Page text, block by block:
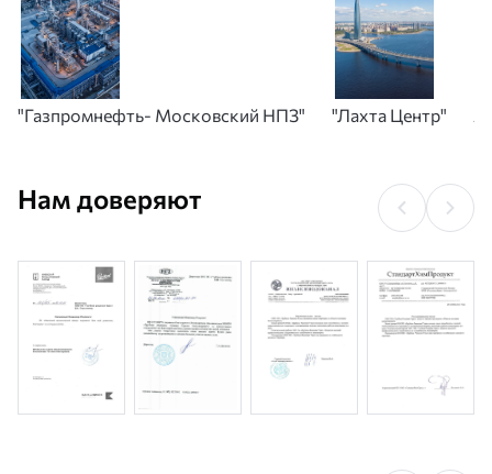
"Газпромнефть- Московский НПЗ" "Лахта Центр"
Нам доверяют